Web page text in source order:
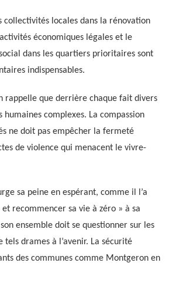
collectivités locales dans la rénovation
économiques légales et le
dans les quartiers prioritaires sont
indispensables.
rappelle que derrière chaque fait divers
humaines complexes. La compassion
ne doit pas empêcher la fermeté
de violence qui menacent le vivre-
sa peine en espérant, comme il l’a
recommencer sa vie à zéro » à sa
ensemble doit se questionner sur les
tels drames à l’avenir. La sécurité
des communes comme Montgeron en